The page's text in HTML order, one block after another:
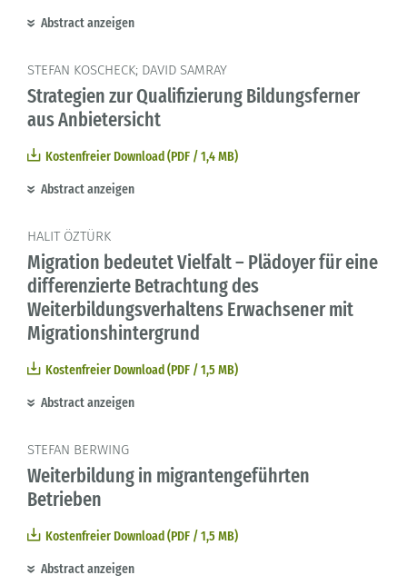
Abstract anzeigen
STEFAN KOSCHECK; DAVID SAMRAY
Strategien zur Qualifizierung Bildungsferner
aus Anbietersicht
Kostenfreier Download (PDF / 1,4 MB)
Abstract anzeigen
HALIT ÖZTÜRK
Migration bedeutet Vielfalt – Plädoyer für eine
differenzierte Betrachtung des
Weiterbildungsverhaltens Erwachsener mit
Migrationshintergrund
Kostenfreier Download (PDF / 1,5 MB)
Abstract anzeigen
STEFAN BERWING
Weiterbildung in migrantengeführten
Betrieben
Kostenfreier Download (PDF / 1,5 MB)
Abstract anzeigen